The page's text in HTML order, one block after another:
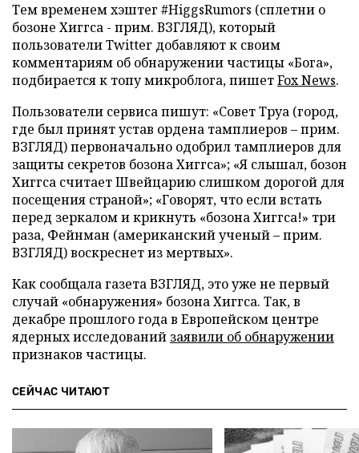
Тем временем хэштег #HiggsRumors (сплетни о
бозоне Хиггса - прим. ВЗГЛЯД), который
пользователи Twitter добавляют к своим
комментариям об обнаружении частицы «Бога»,
подбирается к топу микроблога, пишетFox News.
Пользователи сервиса пишут: «Совет Труа (город,
где был принят устав ордена тамплиеров – прим.
ВЗГЛЯД) первоначально одобрил тамплиеров для
защиты секретов бозона Хиггса»; «Я слышал, бозон
Хиггса считает Швейцарию слишком дорогой для
посещения страной»; «Говорят, что если встать
перед зеркалом и крикнуть «бозона Хиггса!» три
раза, Фейнман (американский ученый – прим.
ВЗГЛЯД) воскреснет из мертвых».
Как сообщала газета ВЗГЛЯД, это уже не первый
случай «обнаружения» бозона Хиггса. Так, в
декабре прошлого года в Европейском центре
ядерных исследований заявили об обнаружении
признаков частицы.
СЕЙЧАС ЧИТАЮТ